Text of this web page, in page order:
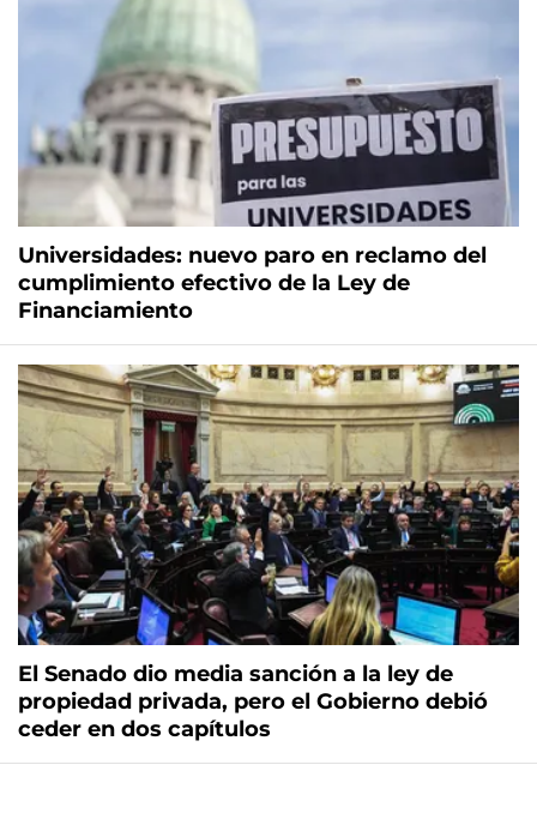
Universidades: nuevo paro en reclamo del
cumplimiento efectivo de la Ley de
Financiamiento
El Senado dio media sanción a la ley de
propiedad privada, pero el Gobierno debió
ceder en dos capítulos